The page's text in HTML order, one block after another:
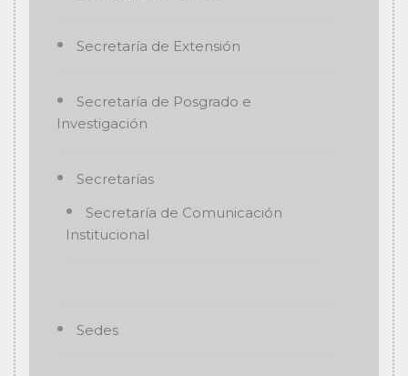
Secretaría de Extensión
Secretaría de Posgrado e
Investigación
Secretarías
Secretaría de Comunicación
Institucional
Sedes